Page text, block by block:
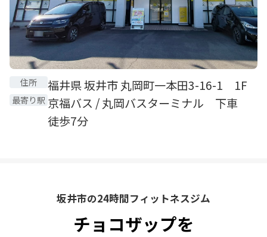
住所 福井県 坂井市 丸岡町一本田3-16-1 1F
最寄り駅 京福バス / 丸岡バスターミナル 下車
徒歩7分
坂井市の24時間フィットネスジム
チョコザップを